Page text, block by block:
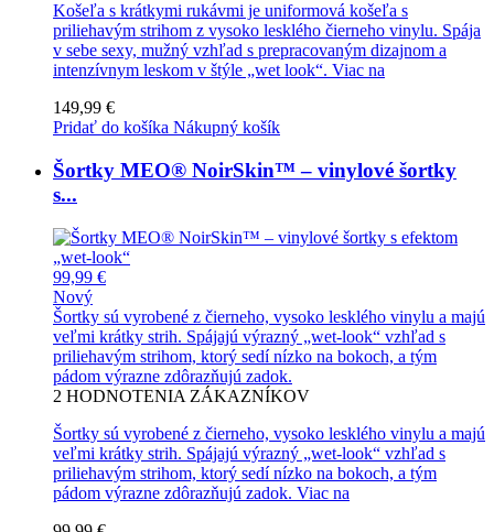
Košeľa s krátkymi rukávmi je uniformová košeľa s
priliehavým strihom z vysoko lesklého čierneho vinylu. Spája
v sebe sexy, mužný vzhľad s prepracovaným dizajnom a
intenzívnym leskom v štýle „wet look“. Viac na
149,99 €
Pridať do košíka Nákupný košík
Šortky MEO® NoirSkin™ – vinylové šortky
s...
99,99 €
Nový
Šortky sú vyrobené z čierneho, vysoko lesklého vinylu a majú
veľmi krátky strih. Spájajú výrazný „wet-look“ vzhľad s
priliehavým strihom, ktorý sedí nízko na bokoch, a tým
pádom výrazne zdôrazňujú zadok.
2 HODNOTENIA ZÁKAZNÍKOV
Šortky sú vyrobené z čierneho, vysoko lesklého vinylu a majú
veľmi krátky strih. Spájajú výrazný „wet-look“ vzhľad s
priliehavým strihom, ktorý sedí nízko na bokoch, a tým
pádom výrazne zdôrazňujú zadok. Viac na